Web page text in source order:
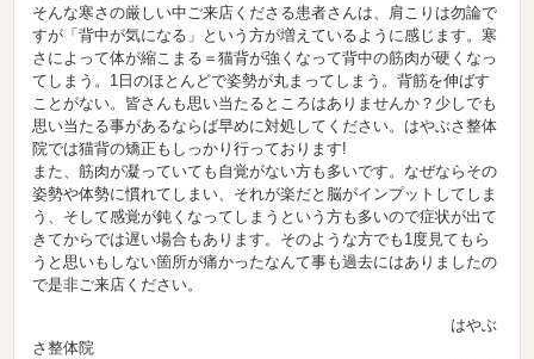
そんな寒さの厳しい中ご来店くださる患者さんは、肩こりは勿論で
すが「背中が気になる」という方が増えているように感じます。寒
さによって体が縮こまる＝猫背が強くなって背中の筋肉が硬くなっ
てしまう。1日のほとんどで姿勢が丸まってしまう。背筋を伸ばす
ことがない。皆さんも思い当たるところはありませんか？少しでも
思い当たる事があるならば早めに対処してください。はやぶさ整体
院では猫背の矯正もしっかり行っております!
また、筋肉が凝っていても自覚がない方も多いです。なぜならその
姿勢や体勢に慣れてしまい、それが楽だと脳がインプットしてしま
う、そして感覚が鈍くなってしまうという方も多いので症状が出て
きてからでは遅い場合もあります。そのような方でも1度見てもら
うと思いもしない箇所が痛かったなんて事も過去にはありましたの
で是非ご来店ください。
はやぶ
さ整体院